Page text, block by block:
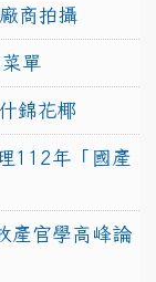
商拍攝
單
錦花椰
112年「國產
產官學高峰論